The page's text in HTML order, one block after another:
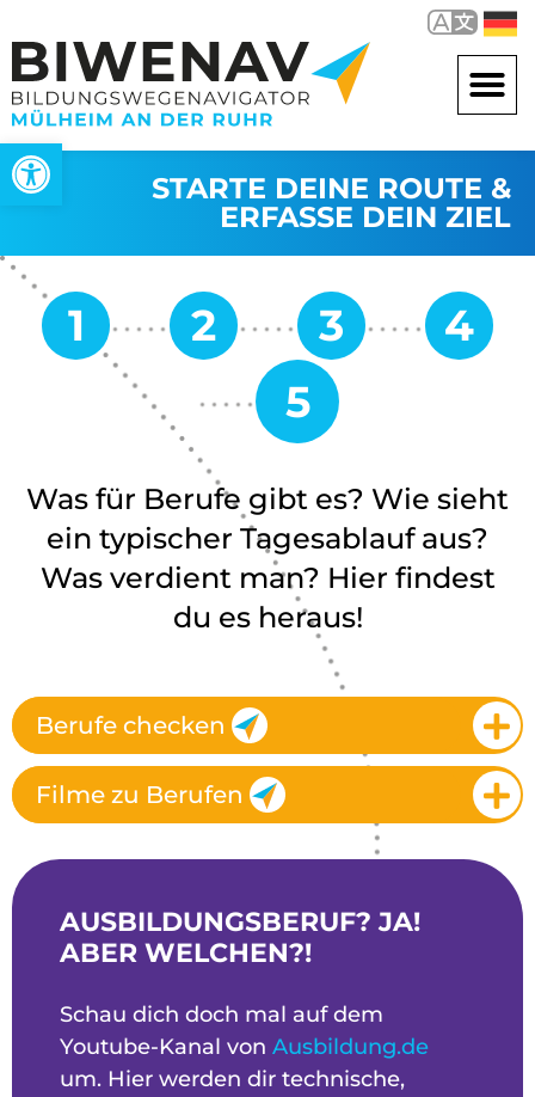
Open toolbar
STARTE DEINE ROUTE &
ERFASSE DEIN ZIEL
Was für Berufe gibt es? Wie sieht
ein typischer Tagesablauf aus?
Was verdient man? Hier findest
du es heraus!
Berufe checken
Filme zu Berufen
AUSBILDUNGSBERUF? JA!
ABER WELCHEN?!
Schau dich doch mal auf dem
Youtube-Kanal von Ausbildung.de
um. Hier werden dir technische,